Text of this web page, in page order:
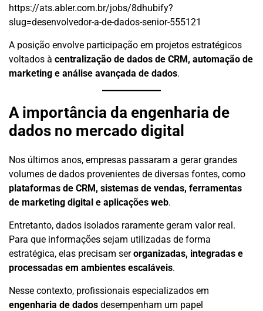
https://ats.abler.com.br/jobs/8dhubify?
slug=desenvolvedor-a-de-dados-senior-555121
A posição envolve participação em projetos estratégicos
voltados à centralização de dados de CRM, automação de
marketing e análise avançada de dados.
A importância da engenharia de
dados no mercado digital
Nos últimos anos, empresas passaram a gerar grandes
volumes de dados provenientes de diversas fontes, como
plataformas de CRM, sistemas de vendas, ferramentas
de marketing digital e aplicações web.
Entretanto, dados isolados raramente geram valor real.
Para que informações sejam utilizadas de forma
estratégica, elas precisam serorganizadas, integradas e
processadas em ambientes escaláveis.
Nesse contexto, profissionais especializados em
engenharia de dados desempenham um papel